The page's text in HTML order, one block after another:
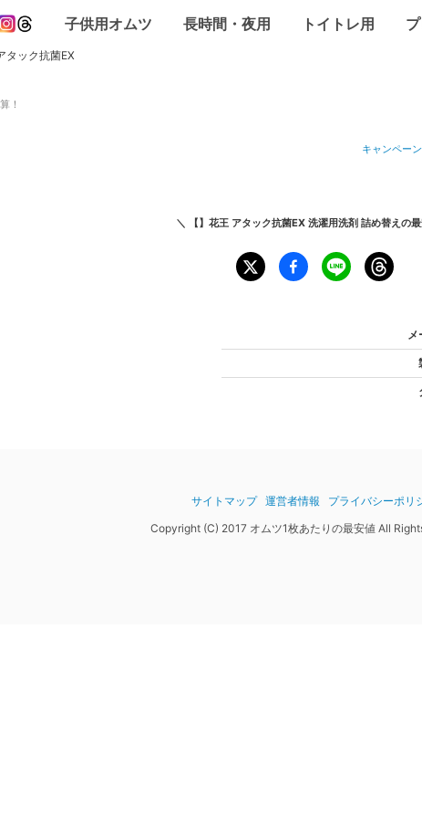
子供用オムツ 長時間・夜用 トイトレ用
タック抗菌EX
！
キャンペー
＼ 【】花王 アタック抗菌EX 洗濯用洗剤 詰め替え の
メ
サイトマップ 運営者情報
プライバシーポリ
Copyright (C) 2017 オムツ1枚あたりの最安値 All